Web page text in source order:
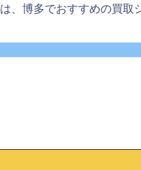
、博多でおすすめの買取